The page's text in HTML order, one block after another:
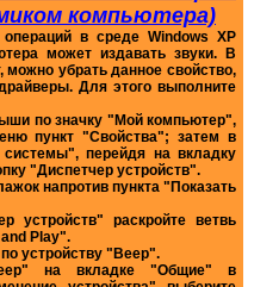
компьютера)
в среде Windows XP
может издавать звуки. В
убрать данное свойство,
Для этого выполните
по значку "Мой компьютер",
пункт "Свойства"; затем в
перейдя на вкладку
"Диспетчер устройств".
напротив пункта "Показать
устройств" раскройте ветвь
Play".
устройству "Beep".
на вкладке "Общие" в